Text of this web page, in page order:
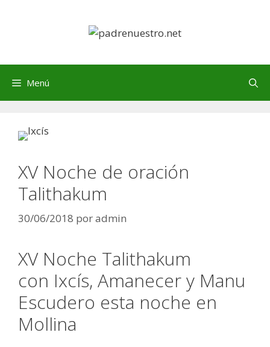
Menú
XV Noche de oración
Talithakum
30/06/2018 poradmin
XV Noche Talithakum
con Ixcís, Amanecer y Manu
Escudero esta noche en
Mollina